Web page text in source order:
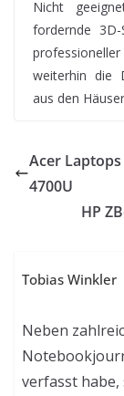
Nicht
fordernde
weiterhin die
aus den
Acer
4700U
HP
Tobias Winkler
Neben
verfasst